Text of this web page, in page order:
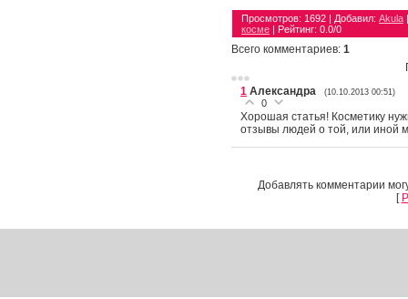
Просмотров: 1692 | Добавил: Akula
косме | Рейтинг: 0.0/0
Всего комментариев: 1
1 Александра (10.10.2013 00:51)
0
Хорошая статья! Косметику
отзывы людей о той, или иной
Добавлять комментарии
[